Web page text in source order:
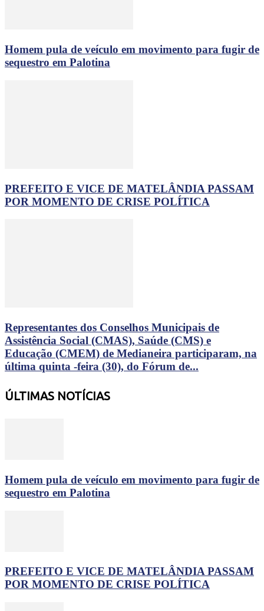
Homem pula de veículo em movimento para fugir de
sequestro em Palotina
PREFEITO E VICE DE MATELÂNDIA PASSAM
POR MOMENTO DE CRISE POLÍTICA
Representantes dos Conselhos Municipais de
Assistência Social (CMAS), Saúde (CMS) e
Educação (CMEM) de Medianeira participaram, na
última quinta -feira (30), do Fórum de...
ÚLTIMAS NOTÍCIAS
Homem pula de veículo em movimento para fugir de
sequestro em Palotina
PREFEITO E VICE DE MATELÂNDIA PASSAM
POR MOMENTO DE CRISE POLÍTICA